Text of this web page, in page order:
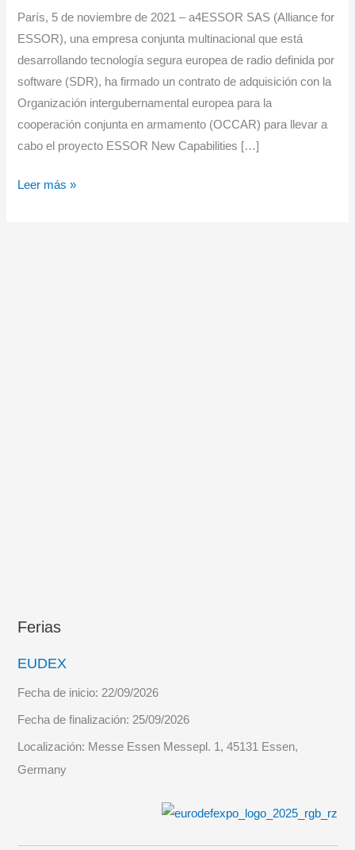
París, 5 de noviembre de 2021 – a4ESSOR SAS (Alliance for
ESSOR), una empresa conjunta multinacional que está
desarrollando tecnología segura europea de radio definida por
software (SDR), ha firmado un contrato de adquisición con la
Organización intergubernamental europea para la
cooperación conjunta en armamento (OCCAR) para llevar a
cabo el proyecto ESSOR New Capabilities […]
a4ESSOR
la
las
Fuerzas
Armadas
Leer más »
Ferias
EUDEX
Fecha de inicio:22/09/2026
Fecha de finalización:25/09/2026
Localización: Messe Essen Messepl. 1, 45131 Essen,
Germany